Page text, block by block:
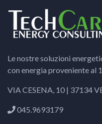
Le nostre soluzioni
con energia proveniente al
VIA CESENA, 10 | 37134
045.9693179